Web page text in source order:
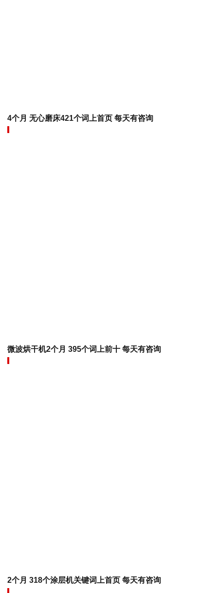
4个月 无心磨床421个词上首页 每天有咨询
微波烘干机2个月 395个词上前十 每天有咨询
2个月 318个涂层机关键词上首页 每天有咨询